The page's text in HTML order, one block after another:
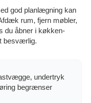
god planlægning kan
rum, fjern møbler,
du åbner i køkken-
besværlig.
undertryk
begrænser